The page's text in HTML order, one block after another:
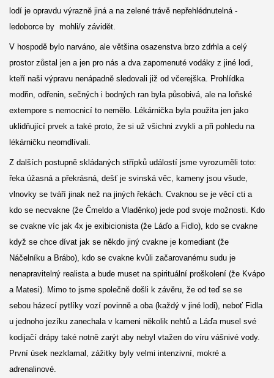
lodí je opravdu výrazně jiná a na zelené trávě nepřehlédnutelná -
ledoborce by mohli/y závidět.
V hospodě bylo narváno, ale většina osazenstva brzo zdrhla a celý
prostor zůstal jen a jen pro nás a dva zapomenuté vodáky z jiné lodi,
kteří naši výpravu nenápadně sledovali již od včerejška. Prohlídka
modřin, odřenin, sečných i bodných ran byla působivá, ale na loňské
extempore s nemocnicí to nemělo. Lékárnička byla použita jen jako
uklidňující prvek a také proto, že si už všichni zvykli a při pohledu na
lékárničku neomdlívali.
Z dalších postupně skládaných střípků událostí jsme vyrozuměli toto:
řeka úžasná a překrásná, dešť je svinská věc, kameny jsou všude,
vlnovky se tváří jinak než na jiných řekách. Cvaknou se je věcí cti a
kdo se necvakne (že Čmeldo a Vladěnko) jede pod svoje možnosti. Kdo
se cvakne víc jak 4x je exibicionista (že Láďo a Fidlo), kdo se cvakne
když se chce dívat jak se někdo jiný cvakne je komediant (že
Náčelníku a Brábo), kdo se cvakne kvůli začarovanému sudu je
nenapravitelný realista a bude muset na spirituální proškolení (že Kvápo
a Matesi). Mimo to jsme společně došli k závěru, že od teď se se
sebou házecí pytlíky vozí povinně a oba (každý v jiné lodi), neboť Fidla
u jednoho jezíku zanechala v kameni několik nehtů a Láďa musel své
kodijačí drápy také notně zarýt aby nebyl vtažen do víru vášnivé vody.
První úsek nezklamal, zážitky byly velmi intenzivní, mokré a
adrenalinové.